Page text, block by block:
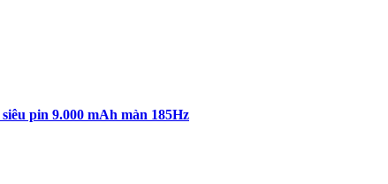
pin 9.000 mAh màn 185Hz